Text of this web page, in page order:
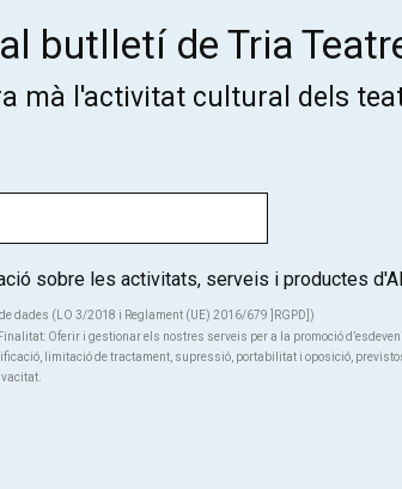
te al butlletí de Tria
Teatre!
mà l'activitat cultural dels teatres de
butlletí de Tria
mà l'activitat cultural dels
sobre les activitats, serveis i productes
dades (LO 3/2018 i Reglament (UE) 2016/679 ]RGPD])
Oferir i gestionar els nostres serveis per a la promoció
limitació de tractament, supressió, portabilitat i oposició, previstos